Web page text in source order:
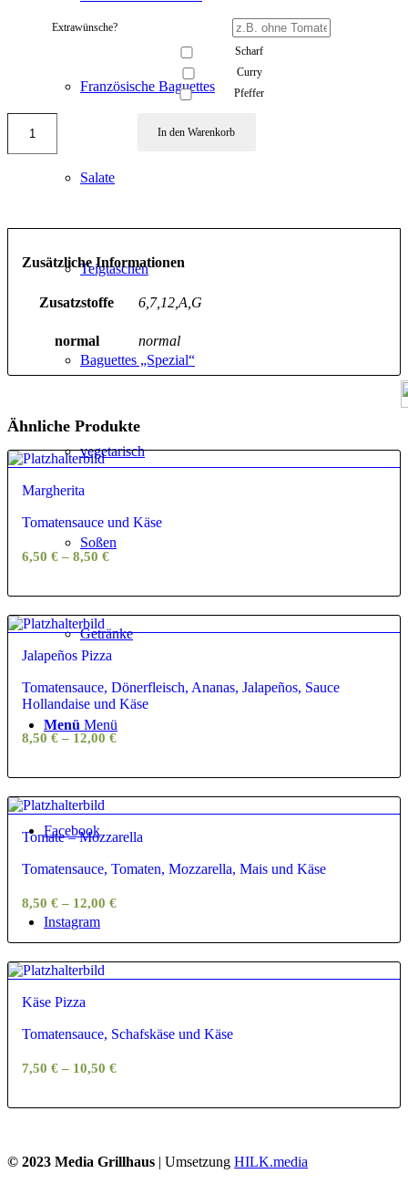
Französische Baguettes
Salate
Teigtaschen
Baguettes „Spezial“
vegetarisch
Soßen
Getränke
Menü Menü
Facebook
Instagram
Extrawünsche?
Scharf
Curry
Pfeffer
In den Warenkorb
Zusätzliche Informationen
Zusatzstoffe 6,7,12,A,G
normal normal
Ähnliche Produkte
Margherita
Tomatensauce und Käse
6,50 € – 8,50 €
Jalapeños Pizza
Tomatensauce, Dönerfleisch, Ananas, Jalapeños, Sauce
Hollandaise und Käse
8,50 € – 12,00 €
Tomate – Mozzarella
Tomatensauce, Tomaten, Mozzarella, Mais und Käse
8,50 € – 12,00 €
Käse Pizza
Tomatensauce, Schafskäse und Käse
7,50 € – 10,50 €
© 2023 Media Grillhaus | Umsetzung HILK.media